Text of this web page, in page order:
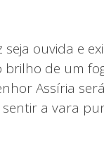
ouvida e
de um
Assíria
a vara